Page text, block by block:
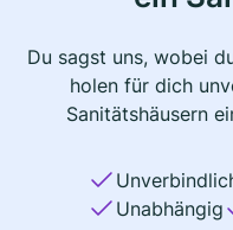
Du sagst uns, wobei
holen für dich
Sanitätshäusern
Unabhängig